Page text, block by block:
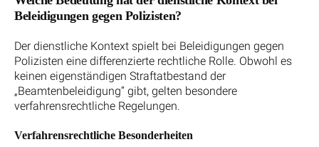
Beleidigungen gegen Polizisten?
Der dienstliche Kontext spielt bei Beleidigungen gegen
Polizisten eine differenzierte rechtliche Rolle. Obwohl es
keinen eigenständigen Straftatbestand der
„Beamtenbeleidigung“ gibt, gelten besondere
verfahrensrechtliche Regelungen.
Verfahrensrechtliche Besonderheiten